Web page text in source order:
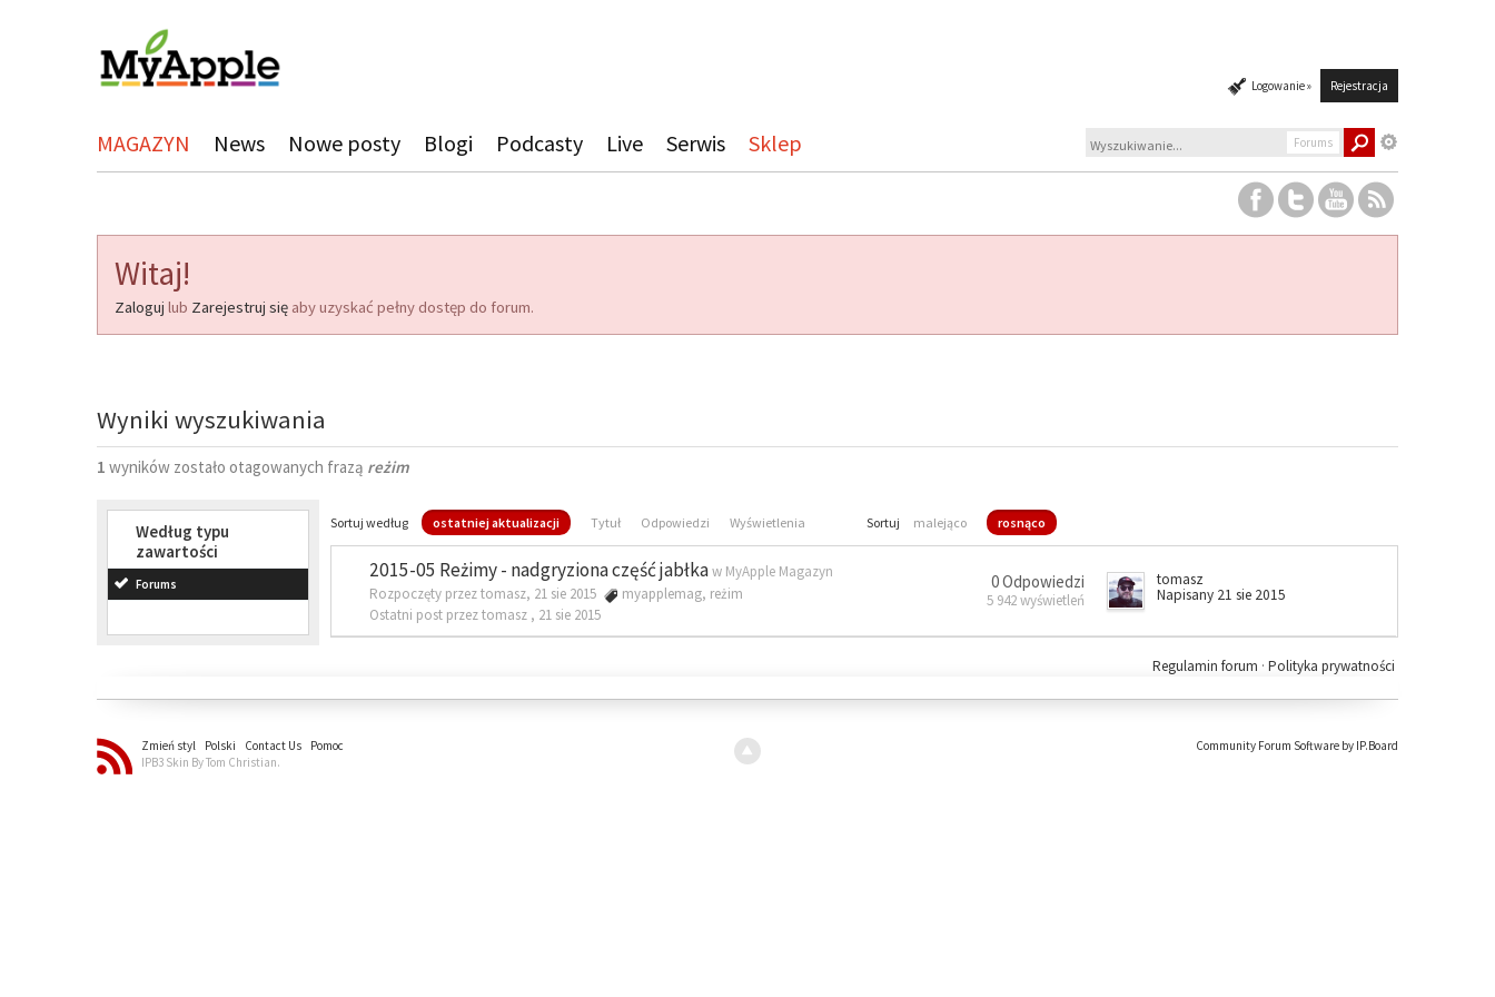
Logowanie » Rejestracja
MAGAZYN News Nowe posty Blogi Podcasty Live Serwis Sklep Forums
Witaj!
Zaloguj lub Zarejestruj się aby uzyskać pełny dostęp do forum.
Wyniki wyszukiwania
1 wyników zostało otagowanych frazą reżim
Według typu
zawartości
Forums
Sortuj według ostatniej aktualizacji Tytuł Odpowiedzi Wyświetlenia Sortuj malejąco rosnąco
2015-05 Reżimy - nadgryziona część jabłkaw MyApple Magazyn
Rozpoczęty przez tomasz, 21 sie 2015
myapplemag, reżim
Ostatni post przez tomasz , 21 sie 2015
0 Odpowiedzi
5 942 wyświetleń
tomasz
Napisany 21 sie 2015
Polityka prywatności
Regulamin forum ·
Zmień styl Polski Contact Us
Pomoc
IPB3 Skin By Tom Christian.
Community Forum Software by IP.Board